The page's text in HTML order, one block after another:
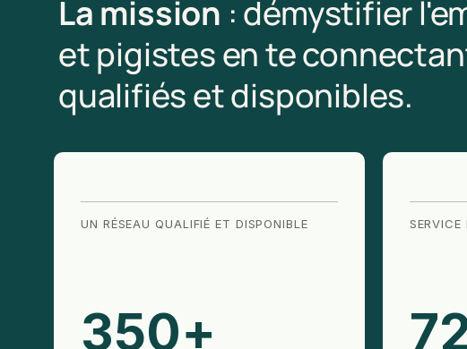
La mission : démystifier
et pigistes en te
qualifiés et disponibles.
UN RÉSEAU QUALIFIÉ ET DISPONIBLE
350+
SERVICE